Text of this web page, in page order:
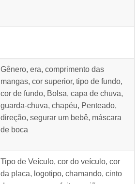
Gênero, era, comprimento das
mangas, cor superior, tipo de fundo,
cor de fundo, Bolsa, capa de chuva,
guarda-chuva, chapéu, Penteado,
direção, segurar um bebê, máscara
de boca
Tipo de Veículo, cor do veículo, cor
da placa, logotipo, chamando, cinto